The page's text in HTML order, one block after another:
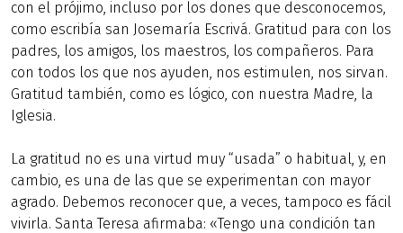
con el prójimo, incluso por los dones que desconocemos,
como escribía san Josemaría Escrivá. Gratitud para con los
padres, los amigos, los maestros, los compañeros. Para
con todos los que nos ayuden, nos estimulen, nos sirvan.
Gratitud también, como es lógico, con nuestra Madre, la
Iglesia.
La gratitud no es una virtud muy “usada” o habitual, y, en
cambio, es una de las que se experimentan con mayor
agrado. Debemos reconocer que, a veces, tampoco es fácil
vivirla. Santa Teresa afirmaba: «Tengo una condición tan